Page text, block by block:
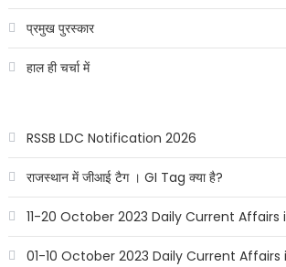
प्रमुख पुरस्कार
हाल ही चर्चा में
RSSB LDC Notification 2026
राजस्थान में जीआई टैग । GI Tag क्या है?
11-20 October 2023 Daily Current Affairs
01-10 October 2023 Daily Current Affairs